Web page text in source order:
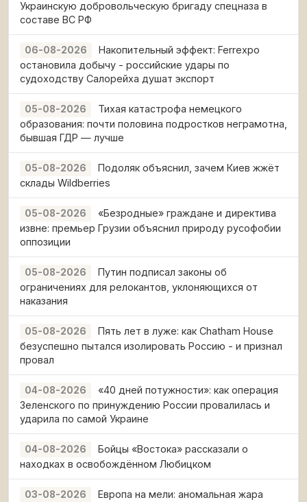
Украинскую добровольческую бригаду спецназа в
составе ВС РФ
06-08-2026
Накопительный эффект: Ferrexpo
остановила добычу - российские удары по
судоходству Салорейха душат экспорт
05-08-2026
Тихая катастрофа немецкого
образования: почти половина подростков неграмотна,
бывшая ГДР — лучше
05-08-2026
Подоляк объяснил, зачем Киев жжёт
склады Wildberries
05-08-2026
«Безродные» граждане и директива
извне: премьер Грузии объяснил природу русофобии
оппозиции
05-08-2026
Путин подписал законы об
ограничениях для релокантов, уклоняющихся от
наказания
05-08-2026
Пять лет в луже: как Chatham House
безуспешно пытался изолировать Россию - и признал
провал
04-08-2026
«40 дней потужности»: как операция
Зеленского по принуждению России провалилась и
ударила по самой Украине
04-08-2026
Бойцы «Востока» рассказали о
находках в освобождённом Любицком
03-08-2026
Европа на мели: аномальная жара